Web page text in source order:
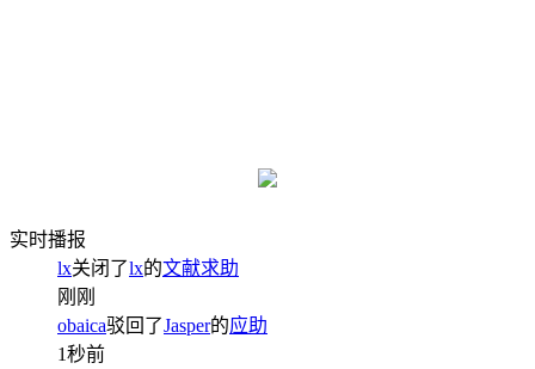
实时播报
lx关闭了lx的文献求助
刚刚
obaica驳回了Jasper的应助
1秒前